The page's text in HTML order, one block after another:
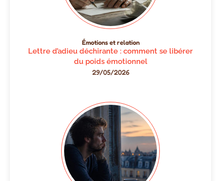
Émotions et relation
Lettre d’adieu déchirante : comment se libérer
du poids émotionnel
29/05/2026